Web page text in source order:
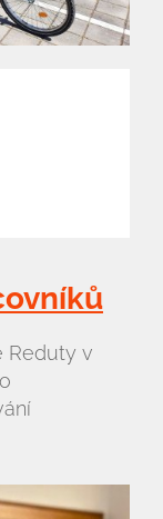
Reduty v